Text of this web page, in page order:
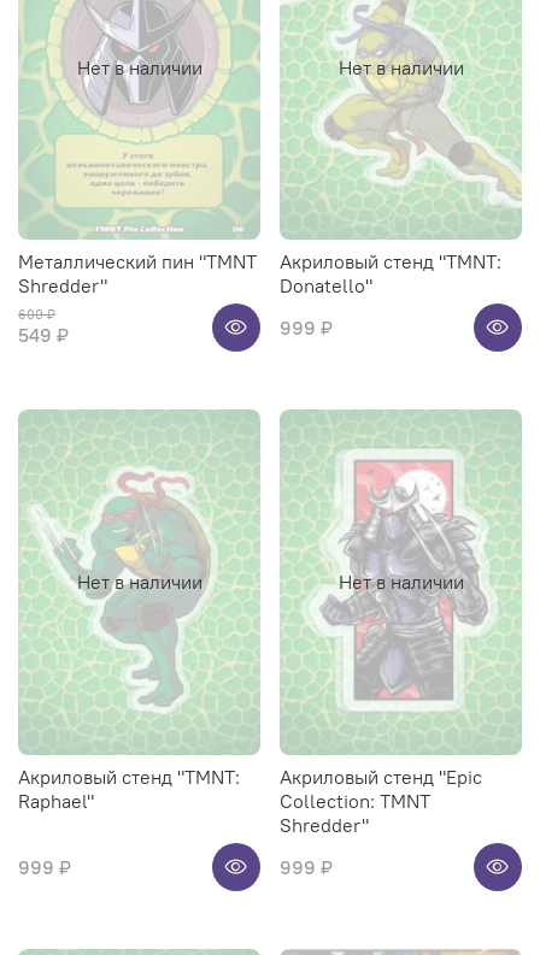
Нет в наличии
Металлический пин "TMNT
Shredder"
600 ₽
549 ₽
Нет в наличии
Акриловый стенд "TMNT:
Donatello"
999 ₽
Нет в наличии
Акриловый стенд "TMNT:
Raphael"
999 ₽
Нет в наличии
Акриловый стенд "Epic
Collection: TMNT
Shredder"
999 ₽